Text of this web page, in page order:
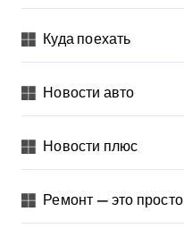
Куда поехать
Новости авто
Новости плюс
Ремонт — это просто